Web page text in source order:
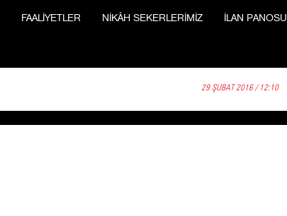
FAALİYETLER NİKÂH SEKERLERİMİZ İLAN PANOSU
29 ŞUBAT 2016 / 12:10